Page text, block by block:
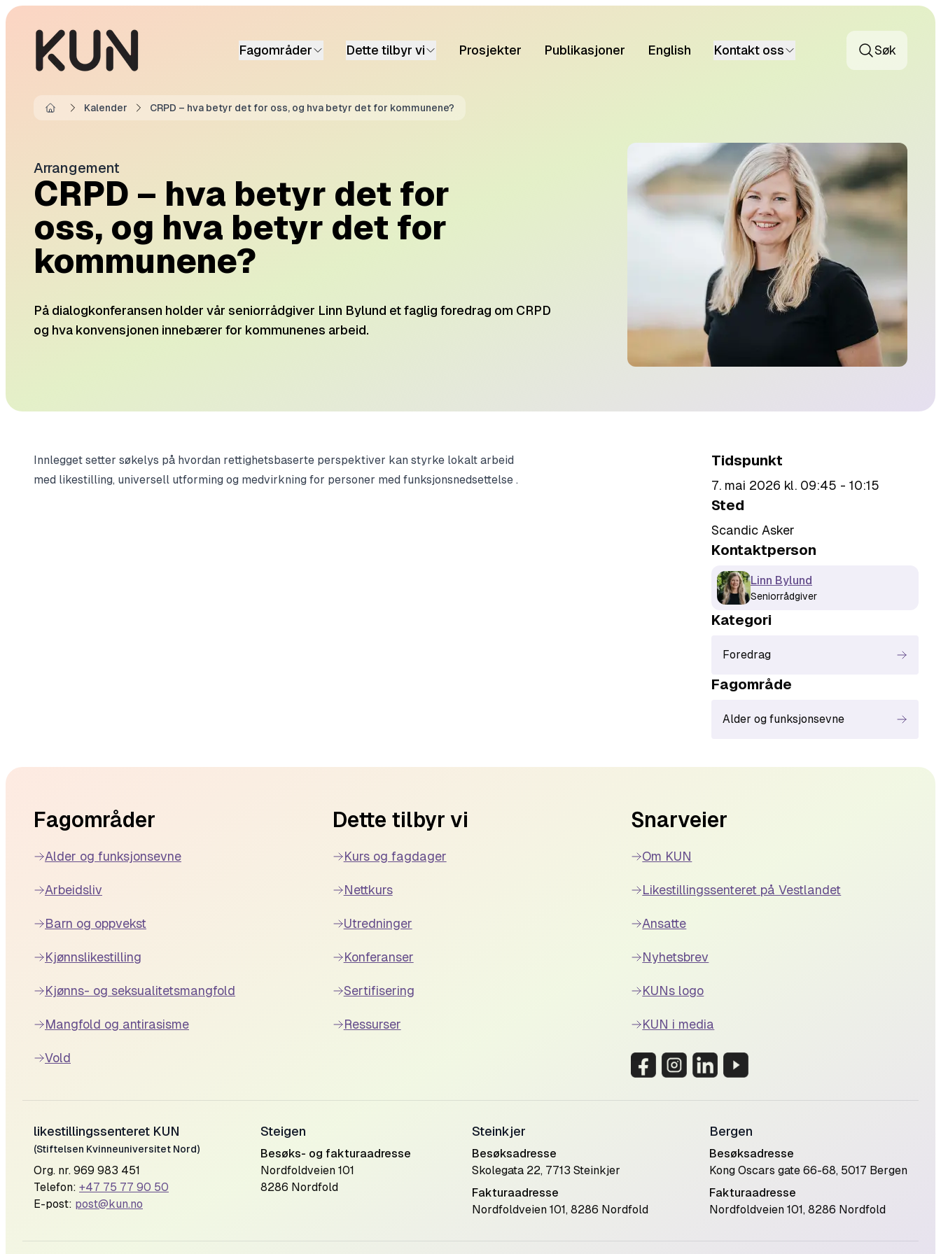
Fagområder Dette tilbyr vi Prosjekter Publikasjoner English Kontakt oss Søk
Kalender CRPD – hva betyr det for oss, og hva betyr det for kommunene?
Arrangement
CRPD – hva betyr det for
oss, og hva betyr det for
kommunene?
På dialogkonferansen holder vår seniorrådgiver Linn Bylund et faglig foredrag om CRPD
og hva konvensjonen innebærer for kommunenes arbeid.
Innlegget setter søkelys på hvordan rettighetsbaserte perspektiver kan styrke lokalt arbeid
med likestilling, universell utforming og medvirkning for personer med funksjonsnedsettelse .
Tidspunkt
7. mai 2026 kl. 09:45 - 10:15
Sted
Scandic Asker
Kontaktperson
Linn Bylund
Seniorrådgiver
Kategori
Foredrag
Fagområde
Alder og funksjonsevne
Footer
Fagområder
Alder og funksjonsevne
Arbeidsliv
Barn og oppvekst
Kjønnslikestilling
Kjønns- og seksualitetsmangfold
Mangfold og antirasisme
Vold
Dette tilbyr vi
Kurs og fagdager
Nettkurs
Utredninger
Konferanser
Sertifisering
Ressurser
Snarveier
Om KUN
Likestillingssenteret på Vestlandet
Ansatte
Nyhetsbrev
KUNs logo
KUN i media
likestillingssenteret KUN
(Stiftelsen Kvinneuniversitet Nord)
Org. nr. 969 983 451
Telefon: +47 75 77 90 50
E-post: post@kun.no
Steigen
Besøks- og fakturaadresse
Nordfoldveien 101
8286 Nordfold
Steinkjer
Besøksadresse
Skolegata 22, 7713 Steinkjer
Fakturaadresse
Nordfoldveien 101, 8286 Nordfold
Bergen
Besøksadresse
Kong Oscars gate 66-68, 5017 Bergen
Fakturaadresse
Nordfoldveien 101, 8286 Nordfold